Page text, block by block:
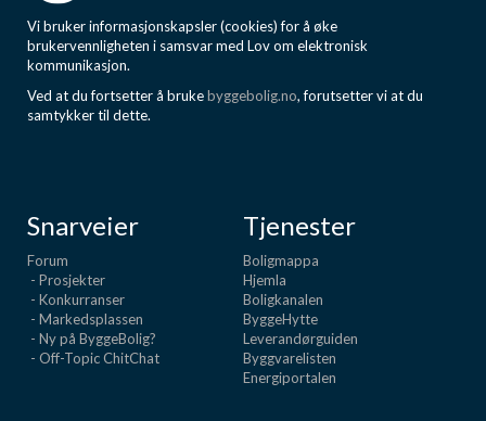
Vi bruker informasjonskapsler (cookies) for å øke
brukervennligheten i samsvar med Lov om elektronisk
kommunikasjon.
Ved at du fortsetter å brukebyggebolig.no, forutsetter vi at du
samtykker til dette.
Snarveier
Forum
- Prosjekter
- Konkurranser
- Markedsplassen
- Ny på ByggeBolig?
- Off-Topic ChitChat
Tjenester
Boligmappa
Hjemla
Boligkanalen
ByggeHytte
Leverandørguiden
Byggvarelisten
Energiportalen